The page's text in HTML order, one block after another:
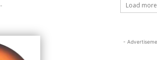
Load more
-